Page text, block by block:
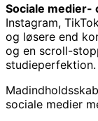
Sociale medier-
Instagram,
og løsere end
og en scroll-
studieperfektion.
sociale medier